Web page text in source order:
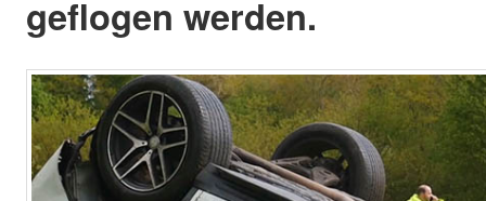
geflogen werden.